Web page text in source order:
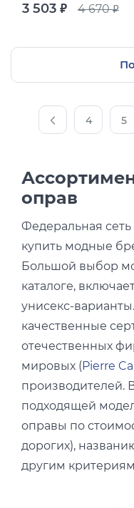
3 503 руб. 4 670руб.
4 5
оправ
Федеральная
купить модные
Большой выбор
каталоге,
унисекс-
качественные
отечественных
мировых (Pierre
производителей.
подходящей
оправы по
дорогих),
другим